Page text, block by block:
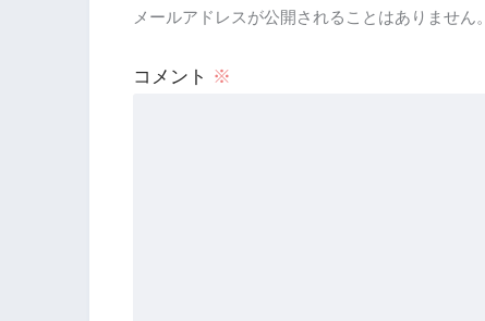
メールアドレスが公開されることはありません。
コメント ※